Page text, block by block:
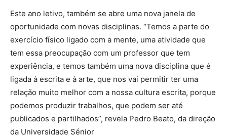
Este ano letivo, também se abre uma nova janela de
oportunidade com novas disciplinas. “Temos a parte do
exercício físico ligado com a mente, uma atividade que
tem essa preocupação com um professor que tem
experiência, e temos também uma nova disciplina que é
ligada à escrita e à arte, que nos vai permitir ter uma
relação muito melhor com a nossa cultura escrita, porque
podemos produzir trabalhos, que podem ser até
publicados e partilhados”, revela Pedro Beato, da direção
da Universidade Sénior